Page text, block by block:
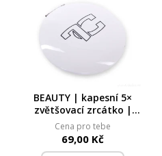
BEAUTY | kapesní 5×
zvětšovací zrcátko |
kompaktní zrcátko na
detailní líčení
Cena pro tebe
69,00 Kč